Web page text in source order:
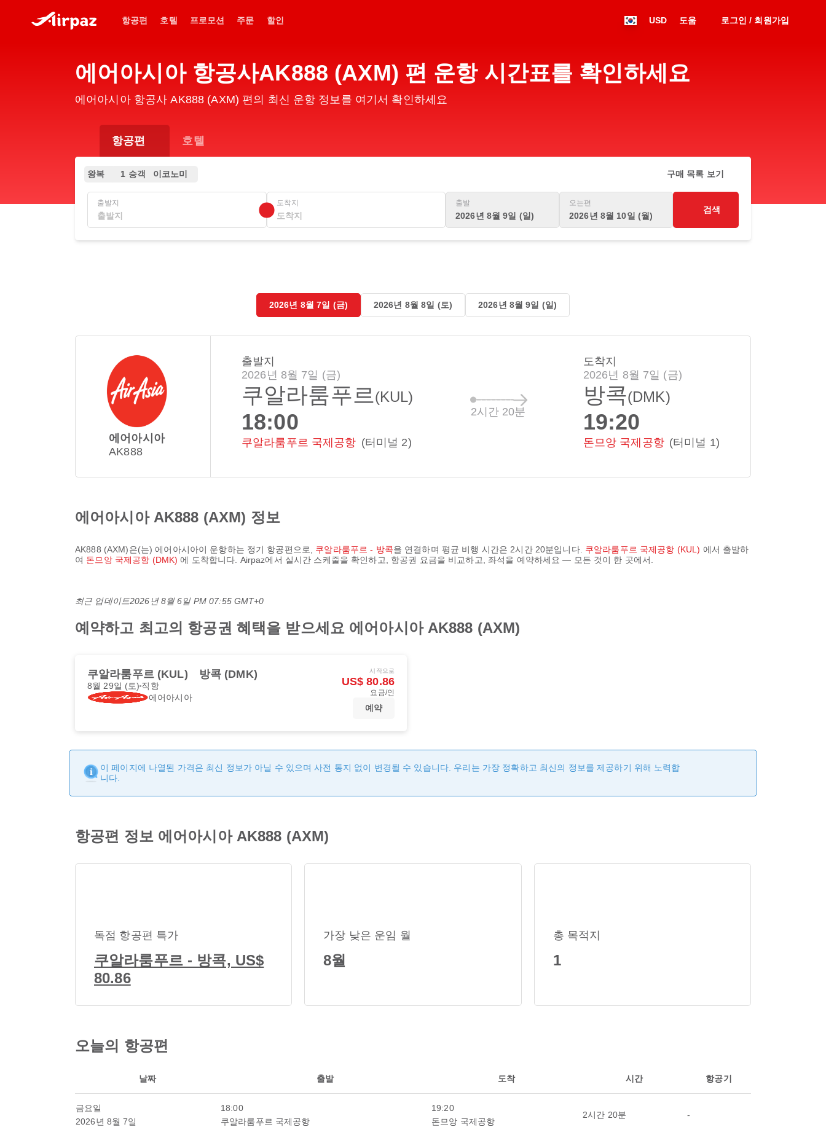
항공편 호텔 프로모션 주문 할인 USD 도움 로그인 / 회원가입
에어아시아 항공사AK888 (AXM) 편 운항 시간표를 확인하세요
에어아시아 항공사 AK888 (AXM) 편의 최신 운항 정보를 여기서 확인하세요
항공편 호텔
왕복 1 승객 이코노미 구매 목록 보기
출발지 도착지 출발
2026년 8월 9일 (일)
오는편
2026년 8월 10일 (월)
검색
2026년 8월 7일 (금) 2026년 8월 8일 (토) 2026년 8월 9일 (일)
에어아시아
AK888
출발지
2026년 8월 7일 (금)
쿠알라룸푸르(KUL)
18:00
쿠알라룸푸르 국제공항 (터미널 2)
2시간 20분
도착지
2026년 8월 7일 (금)
방콕(DMK)
19:20
돈므앙 국제공항 (터미널 1)
에어아시아 AK888 (AXM) 정보
AK888 (AXM)은(는)에어아시아이 운항하는 정기 항공편으로, 쿠알라룸푸르 - 방콕을 연결하며 평균 비행 시간은 2시간 20분입니다. 쿠알라룸푸르 국제공항 (KUL) 에서 출발하
여 돈므앙 국제공항 (DMK)에 도착합니다. Airpaz에서 실시간 스케줄을 확인하고, 항공권 요금을 비교하고, 좌석을 예약하세요 — 모든 것이 한 곳에서.
최근 업데이트2026년 8월 6일 PM 07:55 GMT+0
예약하고 최고의 항공권 혜택을 받으세요 에어아시아 AK888 (AXM)
쿠알라룸푸르 (KUL) 방콕 (DMK)
8월 29일 (토) 직항
에어아시아
시작으로
US$ 80.86
요금/인
예약
이 페이지에 나열된 가격은 최신 정보가 아닐 수 있으며 사전 통지 없이 변경될 수 있습니다. 우리는 가장 정확하고 최신의 정보를 제공하기 위해 노력합
니다.
항공편 정보 에어아시아 AK888 (AXM)
독점 항공편 특가
쿠알라룸푸르 - 방콕, US$
80.86
가장 낮은 운임 월
8월
총 목적지
1
오늘의 항공편
날짜 출발 도착 시간 항공기
금요일
2026년 8월 7일
18:00
쿠알라룸푸르 국제공항
19:20
돈므앙 국제공항
2시간 20분 -